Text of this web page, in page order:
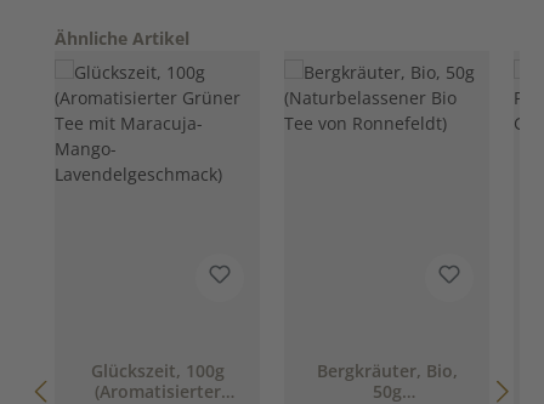
Produktgalerie überspringen
Ähnliche Artikel
Glückszeit, 100g
(Aromatisierter
Bergkräuter, Bio,
50g